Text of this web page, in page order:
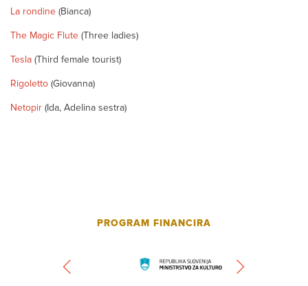
La rondine (Bianca)
The Magic Flute (Three ladies)
Tesla (Third female tourist)
Rigoletto (Giovanna)
Netopir (Ida, Adelina sestra)
PROGRAM FINANCIRA